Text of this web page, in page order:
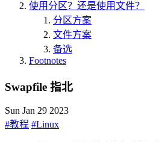
使用分区？还是使用文件？
分区方案
文件方案
备选
Footnotes
Swapfile 指北
Sun Jan 29 2023
#教程 #Linux